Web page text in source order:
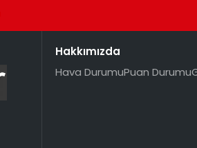
Hakkımızda
Hava DurumuPuan Durumu